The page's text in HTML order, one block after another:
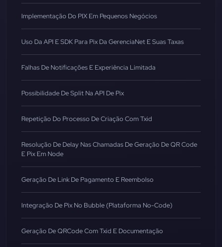
Implementação Do PIX Em Pequenos Negócios
Uso Da API E SDK Para Pix Da GerenciaNet E Suas Taxas
Falhas De Notificações E Experiência Limitada
Possibilidade De Split Na API De Pix
Repetição Do Processo De Criação Com Txid
Resolução De Delay Nas Chamadas De Geração De QR Code
E Pix Em Node
Geração De Link De Pagamento E Reembolso
Integração De Pix No Bubble (Plataforma No-Code)
Geração De QRCode Com Txid E Documentação